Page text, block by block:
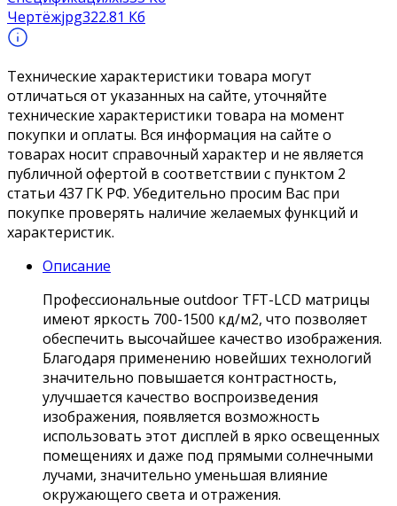
Чертёжjpg322.81 Кб
Технические характеристики товара могут
отличаться от указанных на сайте, уточняйте
технические характеристики товара на момент
покупки и оплаты. Вся информация на сайте о
товарах носит справочный характер и не является
публичной офертой в соответствии с пунктом 2
статьи 437 ГК РФ. Убедительно просим Вас при
покупке проверять наличие желаемых функций и
характеристик.
Описание
Профессиональные outdoor TFT-LCD матрицы
имеют яркость 700-1500 кд/м2, что позволяет
обеспечить высочайшее качество изображения.
Благодаря применению новейших технологий
значительно повышается контрастность,
улучшается качество воспроизведения
изображения, появляется возможность
использовать этот дисплей в ярко освещенных
помещениях и даже под прямыми солнечными
лучами, значительно уменьшая влияние
окружающего света и отражения.